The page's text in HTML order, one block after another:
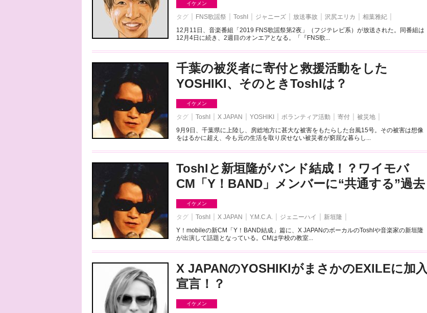
イケメン
タグ FNS歌謡祭 ToshI ジャニーズ 放送事故 沢尻エリカ
相葉雅紀
12月11日、音楽番組「2019 FNS歌謡祭第2夜」（フジテレビ系）が放送された。同番組は
12月4日に続き、2週目のオンエアとなる。「『FNS歌...
千葉の被災者に寄付と救援活動をした
YOSHIKI、そのときToshlは？
イケメン
タグ ToshI X JAPAN YOSHIKI ボランティア活動 寄付
被災地
9月9日、千葉県に上陸し、房総地方に甚大な被害をもたらした台風15号。その被害は想像
をはるかに超え、今も元の生活を取り戻せない被災者が窮屈な暮らし...
Toshlと新垣隆がバンド結成！？ワイモバ
CM「Y！BAND」メンバーに“共通する”過去
イケメン
タグ ToshI X JAPAN Y.M.C.A. ジェニーハイ
新垣隆
Y！mobileの新CM「Y！BAND結成」篇に、X JAPANのボーカルのToshlや音楽家の新垣隆
が出演して話題となっている。CMは学校の教室...
X JAPANのYOSHIKIがまさかのEXILEに加入
宣言！？
イケメン